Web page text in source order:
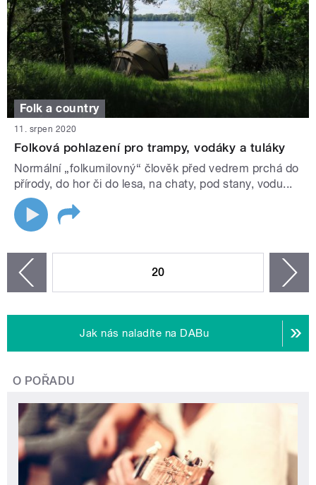
Folk a country
11. srpen 2020
Folková pohlazení pro trampy, vodáky a tuláky
Normální „folkumilovný“ člověk před vedrem prchá do
přírody, do hor či do lesa, na chaty, pod stany, vodu...
20
Jak nás naladíte na DABu
O POŘADU